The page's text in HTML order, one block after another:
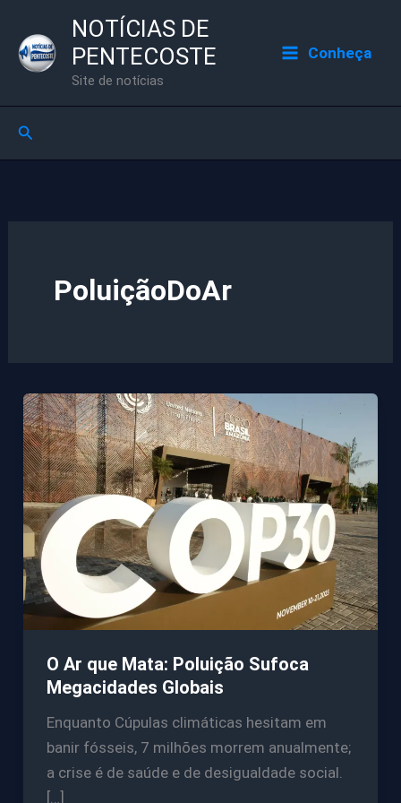
para
NOTÍCIAS DE
PENTECOSTE
Site de notícias
Conheça
Pesquisar
PoluiçãoDoAr
O Ar que Mata: Poluição Sufoca
Megacidades Globais
Enquanto Cúpulas climáticas hesitam em
banir fósseis, 7 milhões morrem anualmente;
a crise é de saúde e de desigualdade social.
[…]